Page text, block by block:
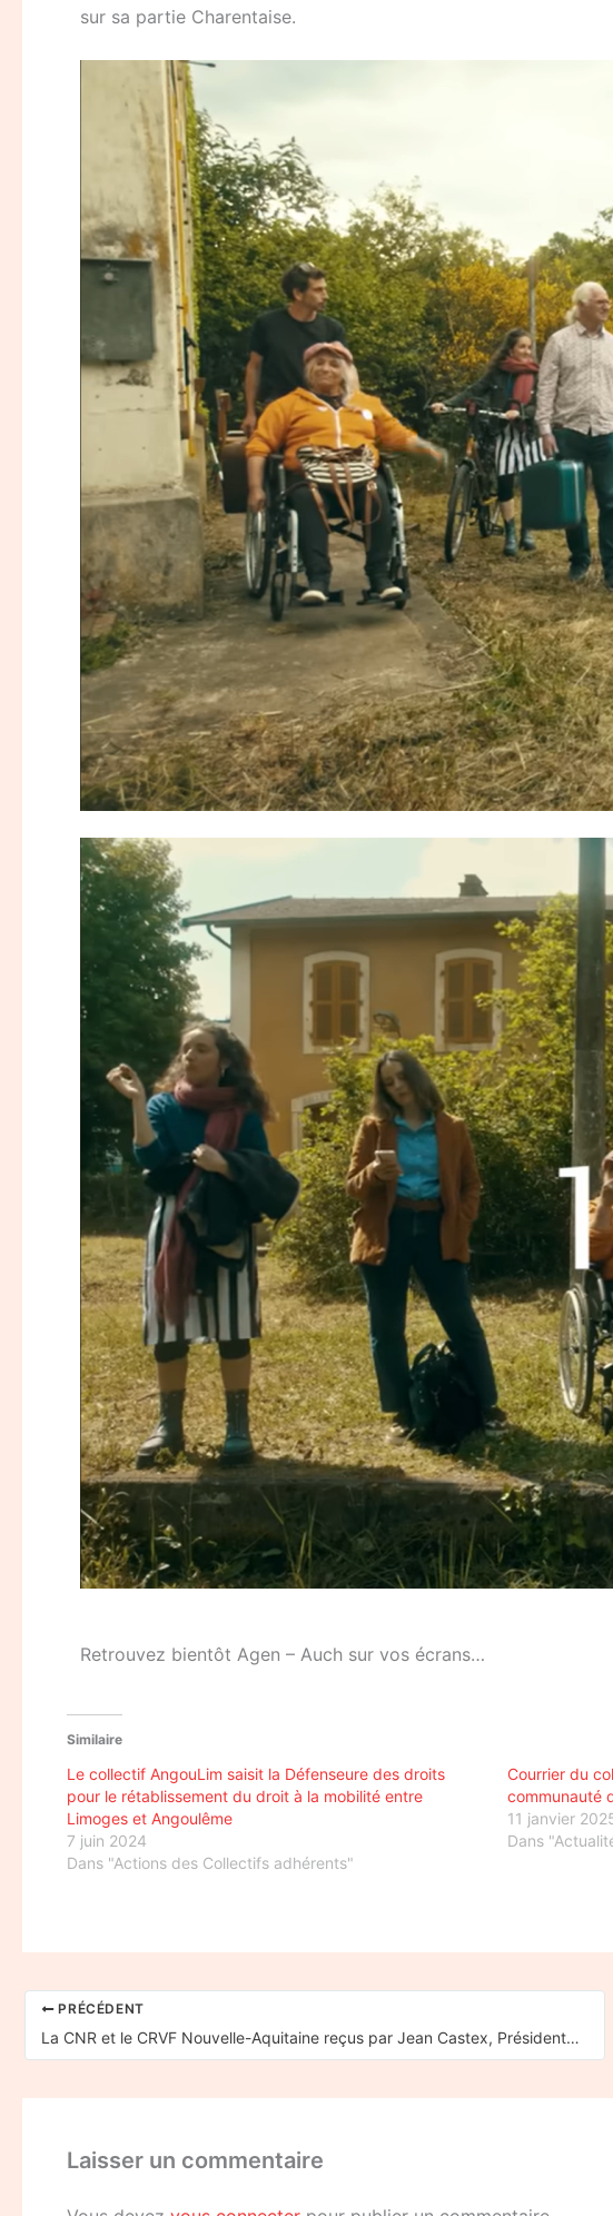
sur sa partie Charentaise.
Retrouvez bientôt Agen – Auch sur vos écrans…
Similaire
Le collectif AngouLim saisit la Défenseure des droits
pour le rétablissement du droit à la mobilité entre
Limoges et Angoulême
7 juin 2024
Dans "Actions des Collectifs adhérents"
Courrier du
communauté
11 janvier
Dans
PRÉCÉDENT
La CNR et le CRVF Nouvelle-Aquitaine reçus par Jean Castex, Président de la SNCF, à Limoges.
Laisser un commentaire